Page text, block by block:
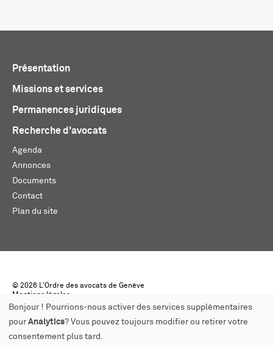
Présentation
Missions et services
Permanences juridiques
Recherche d'avocats
Agenda
Annonces
Documents
Contact
Plan du site
© 2026 L'Ordre des avocats de Genève
Mentions légales
Créé par monoloco
Bonjour ! Pourrions-nous activer des services supplémentaires
pour Analytics? Vous pouvez toujours modifier ou retirer votre
consentement plus tard.